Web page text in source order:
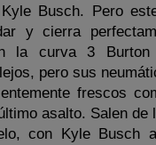
Busch. Pero
y cierra
la curva 3 Burton
pero sus
frescos
asalto. Salen de
con Kyle Busch